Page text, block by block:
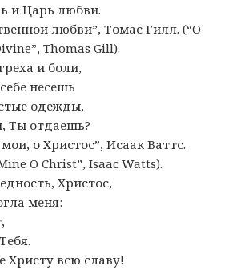
и Царь любви.
любви”, Томас Гилл. (“O
Thomas Gill).
и боли,
несешь
одежды,
Ты отдаешь?
о Христос”, Исаак Ваттс.
O Christ”, Isaac Watts).
Христос,
меня:
Христу всю славу!